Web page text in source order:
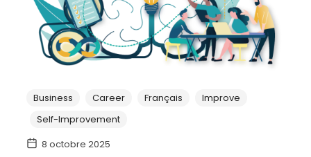
Business Career Français
Improve
Self-Improvement
8 octobre 2025